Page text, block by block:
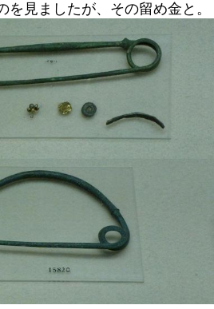
を見ましたが、その留め金と。